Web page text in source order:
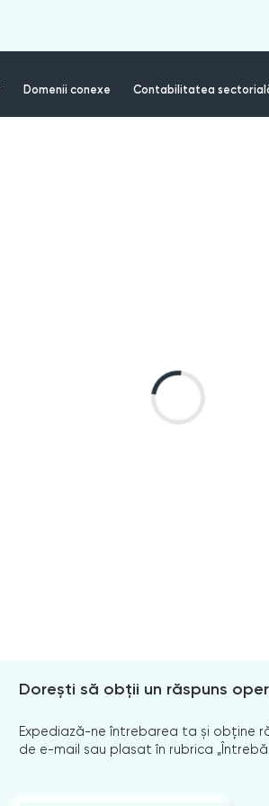
Domenii conexe Contabilitatea
Dorești să obții un răspuns
Expediază-ne întrebarea ta și obține
de e-mail sau plasat în rubrica